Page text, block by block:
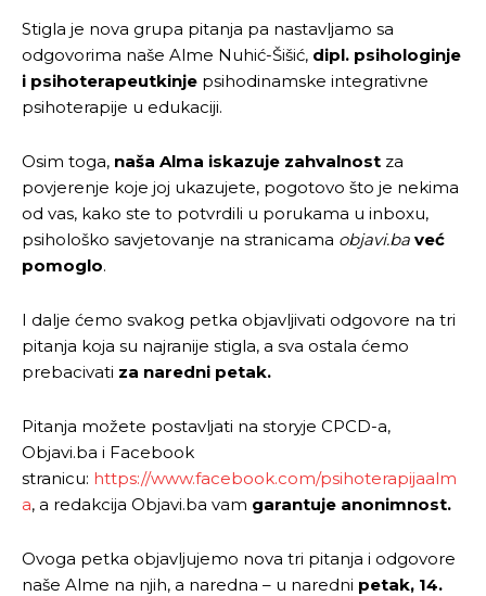
Stigla je nova grupa pitanja pa nastavljamo sa
odgovorima naše Alme Nuhić-Šišić, dipl. psihologinje
i psihoterapeutkinje psihodinamske integrativne
psihoterapije u edukaciji.
Osim toga, naša Alma iskazuje zahvalnost za
povjerenje koje joj ukazujete, pogotovo što je nekima
od vas, kako ste to potvrdili u porukama u inboxu,
psihološko savjetovanje na stranicama objavi.ba već
pomoglo.
I dalje ćemo svakog petka objavljivati odgovore na tri
pitanja koja su najranije stigla, a sva ostala ćemo
prebacivati za naredni petak.
Pitanja možete postavljati na storyje CPCD-a,
Objavi.ba i Facebook
stranicu: https://www.facebook.com/psihoterapijaalm
a, a redakcija Objavi.ba vam garantuje anonimnost.
Ovoga petka objavljujemo nova tri pitanja i odgovore
naše Alme na njih, a naredna – u naredni petak, 14.